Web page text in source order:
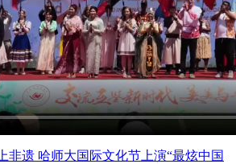
非遗 哈师大国际文化节上演“最炫中国